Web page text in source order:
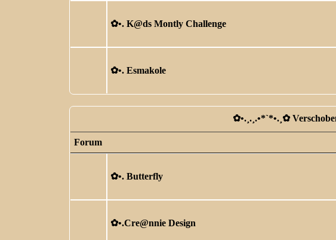
✿ •. K@ds Montly Challenge
✿ •. Esmakole
✿ •.¸.¸.•*`*•.¸✿
Forum
✿ •. Butterfly
✿ •.Cre@nnie Design